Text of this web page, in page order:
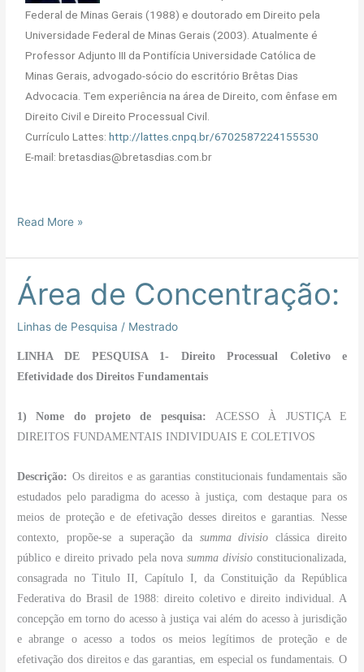
Federal de Minas Gerais (1988) e doutorado em Direito pela
Universidade Federal de Minas Gerais (2003). Atualmente é
Professor Adjunto III da Pontifícia Universidade Católica de
Minas Gerais, advogado-sócio do escritório Brêtas Dias
Advocacia. Tem experiência na área de Direito, com ênfase em
Direito Civil e Direito Processual Civil.
Currículo Lattes:http://lattes.cnpq.br/6702587224155530
E-mail: bretasdias@bretasdias.com.br
Read More »
Área de Concentração:
Linhas de Pesquisa / Mestrado
LINHA DE PESQUISA 1- Direito Processual Coletivo e
Efetividade dos Direitos Fundamentais
1) Nome do projeto de pesquisa: ACESSO À JUSTIÇA E
DIREITOS FUNDAMENTAIS INDIVIDUAIS E COLETIVOS
Descrição: Os direitos e as garantias constitucionais fundamentais são
estudados pelo paradigma do acesso à justiça, com destaque para os
meios de proteção e de efetivação desses direitos e garantias. Nesse
contexto, propõe-se a superação da summa divisio clássica direito
público e direito privado pela nova summa divisioconstitucionalizada,
consagrada no Titulo II, Capítulo I, da Constituição da República
Federativa do Brasil de 1988: direito coletivo e direito individual. A
concepção em torno do acesso à justiça vai além do acesso à jurisdição
e abrange o acesso a todos os meios legítimos de proteção e de
efetivação dos direitos e das garantias, em especial os fundamentais. O
Área
de
Concentração: